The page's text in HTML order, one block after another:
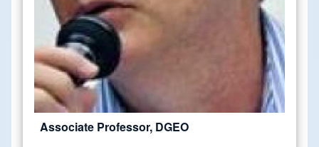
Associate Professor, DGEO